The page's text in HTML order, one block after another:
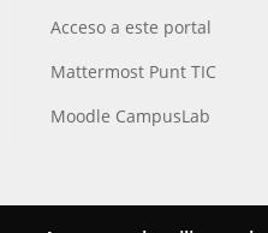
Acceso a este portal
Mattermost Punt TIC
Moodle CampusLab